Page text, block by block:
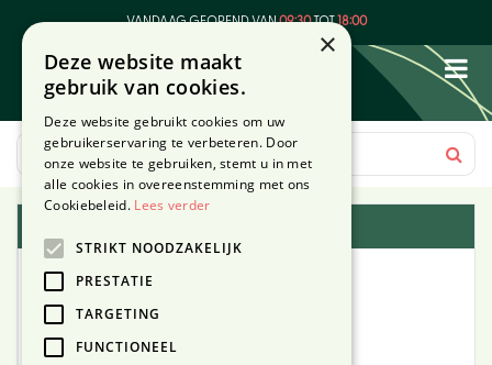
VANDAAG GEOPEND VAN09:30TOT18:00
×
Deze website maakt
gebruik van cookies.
Deze website gebruikt cookies om uw
gebruikerservaring te verbeteren. Door
onze website te gebruiken, stemt u in met
alle cookies in overeenstemming met ons
Cookiebeleid. Lees verder
STRIKT NOODZAKELIJK
PRESTATIE
TARGETING
FUNCTIONEEL